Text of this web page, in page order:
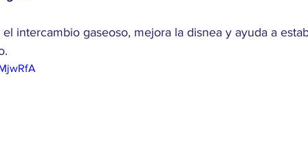
intercambio gaseoso, mejora la disnea y ayuda a